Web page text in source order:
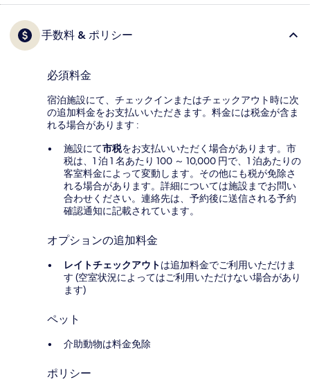
手数料 & ポリシー
必須料金
宿泊施設にて、チェックインまたはチェックアウト時に次
の追加料金をお支払いいただきます。料金には税金が含ま
れる場合があります :
施設にて市税をお支払いいただく場合があります。市
税は、1 泊 1 名あたり 100 ～ 10,000 円で、1 泊あたりの
客室料金によって変動します。その他にも税が免除さ
れる場合があります。詳細については施設までお問い
合わせください。連絡先は、予約後に送信される予約
確認通知に記載されています。
オプションの追加料金
レイトチェックアウトは追加料金でご利用いただけま
す (空室状況によってはご利用いただけない場合があり
ます)
ペット
介助動物は料金免除
ポリシー